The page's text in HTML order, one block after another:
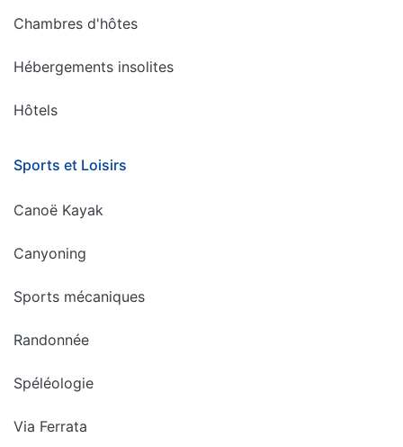
Chambres d'hôtes
Hébergements insolites
Hôtels
Sports et Loisirs
Canoë Kayak
Canyoning
Sports mécaniques
Randonnée
Spéléologie
Via Ferrata